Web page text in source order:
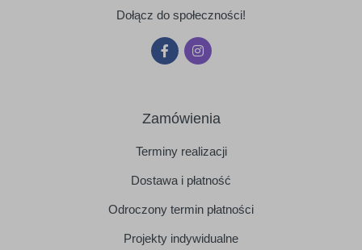
Dołącz do społeczności!
Zamówienia
Terminy realizacji
Dostawa i płatność
Odroczony termin płatności
Projekty indywidualne